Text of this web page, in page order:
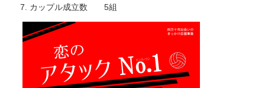
カップル成立数 5組